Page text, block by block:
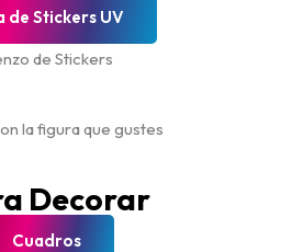
de Stickers UV
de Stickers
la figura que gustes
Decorar
Cuadros